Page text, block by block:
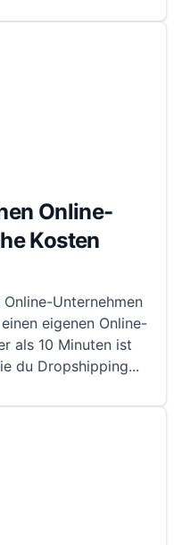
Online-
Kosten
Unternehmen
eigenen Online-
als 10 Minuten ist
du Dropshipping...